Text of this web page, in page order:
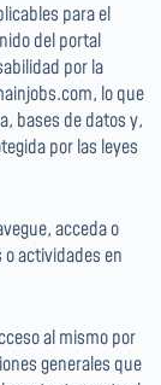
para el
del portal
por la
lo que
bases de datos y,
por las leyes
acceda o
actividades en
al mismo por
generales que